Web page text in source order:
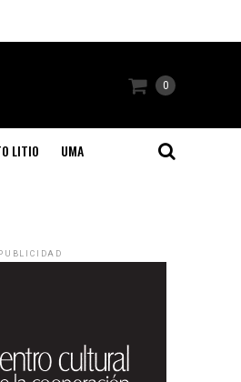
0
LITIO UMA
PUBLICIDAD